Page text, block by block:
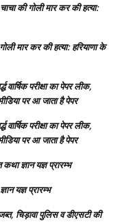
की गोली मार कर की हत्या:
मार कर की हत्या: हरियाणा के
वार्षिक परीक्षा का पेपर लीक,
पर आ जाता है पेपर
वार्षिक परीक्षा का पेपर लीक,
पर आ जाता है पेपर
ज्ञान यज्ञ प्रारम्भ
यज्ञ प्रारम्भ
चिड़ावा पुलिस व डीएसटी की